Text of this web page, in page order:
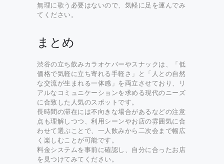
無理に歌う必要はないので、気軽に足を運んでみ
てください。
まとめ
渋谷の立ち飲みカラオケバーやスナックは、「低
価格で気軽に立ち寄れる手軽さ」と「人との自然
な交流が生まれる一体感」を両立させており、リ
アルなコミュニケーションを求める現代のニーズ
に合致した人気のスポットです。
長時間の滞在には不向きな場合があるなどの注意
点も理解しつつ、利用シーンやお店の雰囲気に合
わせて選ぶことで、一人飲みから二次会まで幅広
く楽しむことが可能です。
料金システムを事前に確認し、自分に合ったお店
を見つけてみてください。